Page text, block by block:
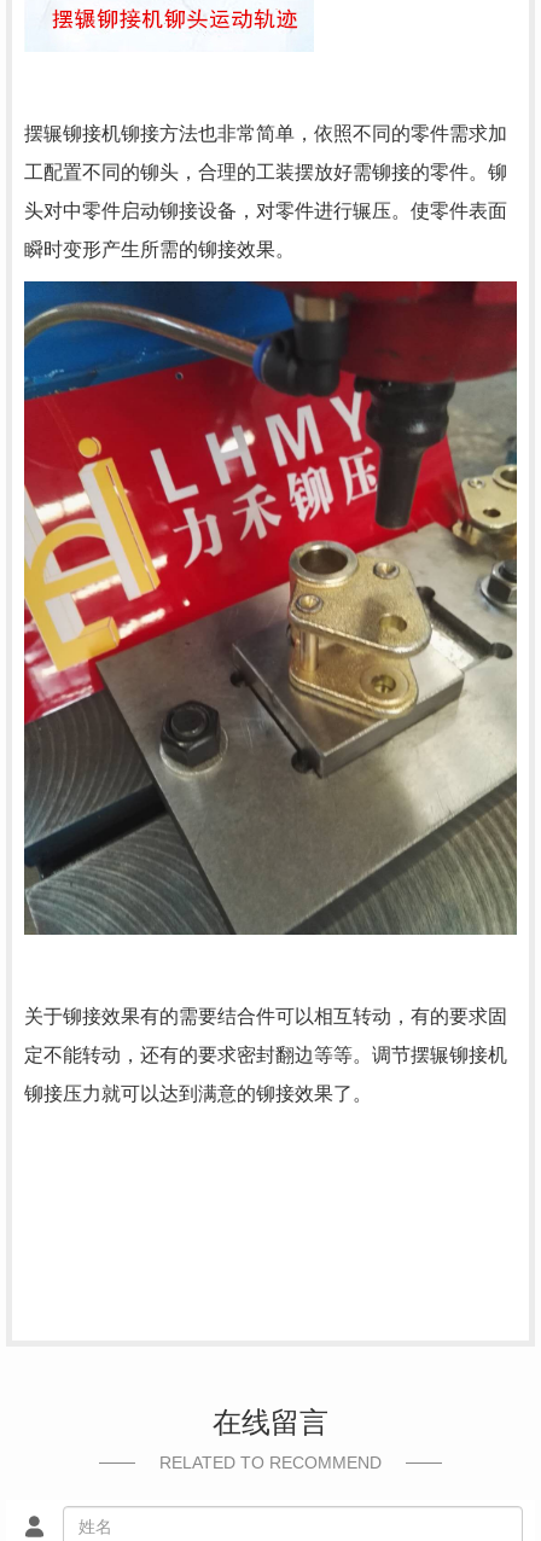
摆辗铆接机铆接方法也非常简单，依照不同的零件需求加
工配置不同的铆头，合理的工装摆放好需铆接的零件。铆
头对中零件启动铆接设备，对零件进行辗压。使零件表面
瞬时变形产生所需的铆接效果。
关于铆接效果有的需要结合件可以相互转动，有的要求固
定不能转动，还有的要求密封翻边等等。调节摆辗铆接机
铆接压力就可以达到满意的铆接效果了。
在线留言
RELATED TO RECOMMEND